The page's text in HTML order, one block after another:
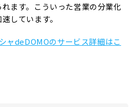
ます。こういった営業の分業化
しています。
ャdeDOMOのサービス詳細はこ